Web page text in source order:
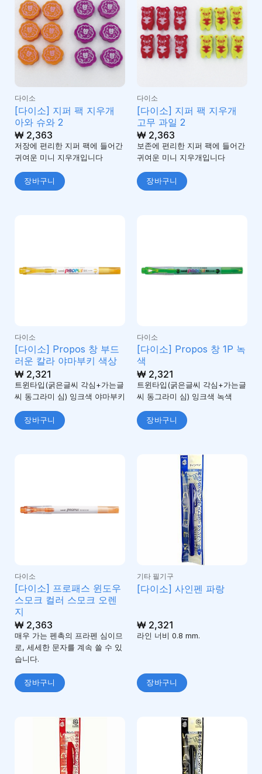
다이소
[다이소] 지퍼 팩 지우개
아와 슈와 2
₩2,363
저장에 편리한 지퍼 팩에 들어간
귀여운 미니 지우개입니다
장바구니
다이소
[다이소] 지퍼 팩 지우개
고무 과일 2
₩2,363
보존에 편리한 지퍼 팩에 들어간
귀여운 미니 지우개입니다
장바구니
다이소
[다이소] Propos 창 부드
러운 칼라 야마부키 색상
₩2,321
트윈타입(굵은글씨 각심+가는글
씨 동그라미 심) 잉크색 야마부키
장바구니
다이소
[다이소] Propos 창 1P 녹
색
₩2,321
트윈타입(굵은글씨 각심+가는글
씨 동그라미 심) 잉크색 녹색
장바구니
다이소
[다이소] 프로패스 윈도우
스모크 컬러 스모크 오렌
지
₩2,363
매우 가는 펜촉의 프라펜 심이므
로, 세세한 문자를 계속 쓸 수 있
습니다.
장바구니
기타 필기구
[다이소] 사인펜 파랑
₩2,321
라인 너비 0.8 mm.
장바구니